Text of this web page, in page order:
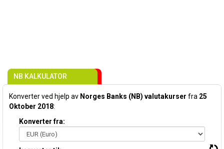
NB KALKULATOR
Konverter ved hjelp av Norges Banks (NB) valutakurser fra 25
Oktober 2018:
Konverter fra: